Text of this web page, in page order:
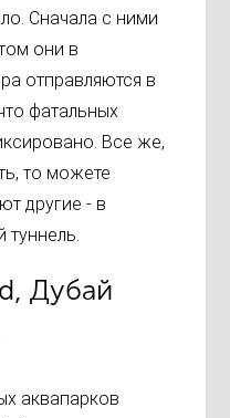
Сначала с ними
они в
отправляются в
фатальных
Все же,
то можете
другие - в
туннель.
Дубай
аквапарков